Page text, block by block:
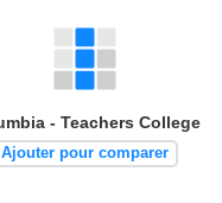
- Teachers College
Ajouter pour comparer